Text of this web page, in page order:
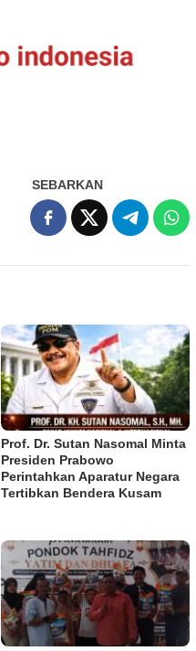
SEBARKAN
Prof. Dr. Sutan Nasomal Minta
Presiden Prabowo
Perintahkan Aparatur Negara
Tertibkan Bendera Kusam